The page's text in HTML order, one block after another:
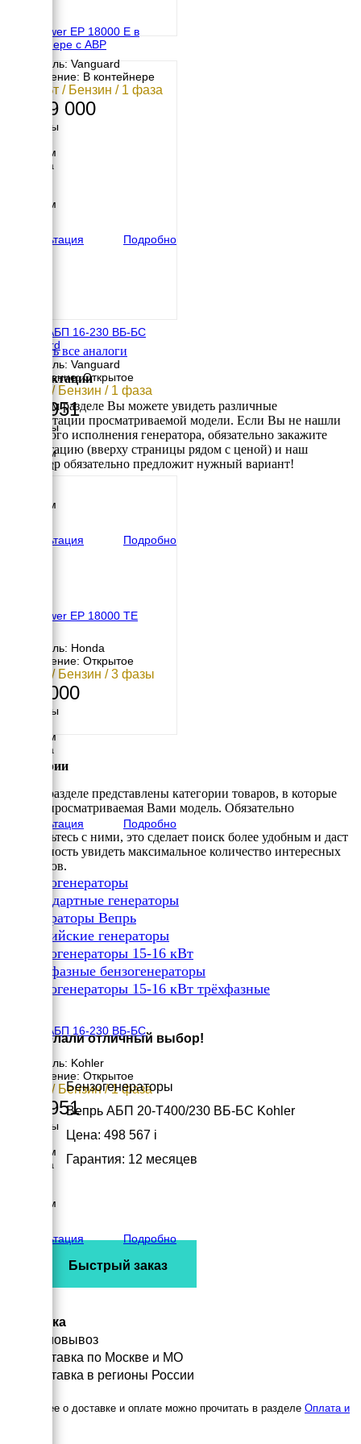
Europower EP 18000 E в
контейнере с АВР
Двигатель: Vanguard
Исполнение: В контейнере
16.2 кВт / Бензин / 1 фаза
1 229 000
Размеры
1600 мм
Ширина
1250 мм
Консультация
Подробно
Вепрь АБП 16-230 ВБ-БС
Vanguard
Двигатель: Vanguard
Исполнение: Открытое
16 кВт / Бензин / 1 фаза
465 951
Размеры
1010 мм
Ширина
1070 мм
Консультация
Подробно
Europower EP 18000 TE
Двигатель: Honda
Исполнение: Открытое
16 кВт / Бензин / 3 фазы
659 000
Размеры
1020 мм
Ширина
Консультация
Подробно
Смотреть все аналоги
Комплектации
В данном разделе Вы можете увидеть различные
комплектации просматриваемой модели. Если Вы не нашли
требуемого исполнения генератора, обязательно закажите
консультацию (вверху страницы рядом с ценой) и наш
менеджер обязательно предложит нужный вариант!
Вепрь АБП 16-230 ВБ-БС
Двигатель: Kohler
Исполнение: Открытое
16 кВт / Бензин / 1 фаза
465 951
Размеры
1010 мм
Ширина
1070 мм
Консультация
Подробно
Категории
В этом разделе представлены категории товаров, в которые
входит просматриваемая Вами модель. Обязательно
ознакомьтесь с ними, это сделает поиск более удобным и даст
возможность увидеть максимальное количество интересных
вариантов.
Бензогенераторы
Стандартные генераторы
Генераторы Вепрь
Российские генераторы
Бензогенераторы 15-16 кВт
Трёхфазные бензогенераторы
Бензогенераторы 15-16 кВт трёхфазные
Вы сделали отличный выбор!
Бензогенераторы
Вепрь АБП 20-Т400/230 ВБ-БС Kohler
Цена: 498 567 i
Гарантия: 12 месяцев
Быстрый заказ
Доставка
Самовывоз
Доставка по Москве и МО
Доставка в регионы России
Подробнее о доставке и оплате можно прочитать в разделе Оплата и